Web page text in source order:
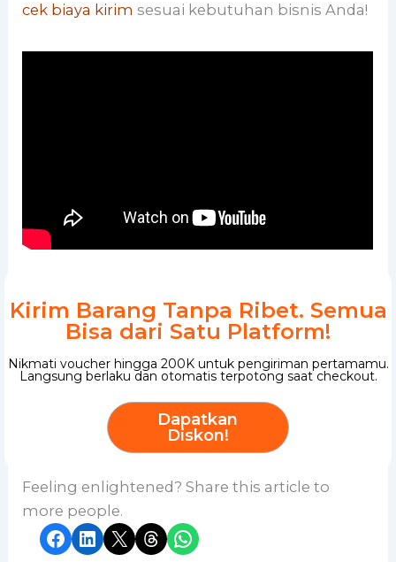
cek biaya kirim sesuai kebutuhan bisnis Anda!
Kirim Barang Tanpa Ribet. Semua
Bisa dari Satu Platform!
Nikmati voucher hingga 200K untuk pengiriman pertamamu.
Langsung berlaku dan otomatis terpotong saat checkout.
Dapatkan
Diskon!
Feeling enlightened? Share this article to
more people.
Share on Facebook
Share on LinkedIn
Share on X Share on Threads
Share on WhatsApp